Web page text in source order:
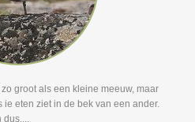
groot als een kleine meeuw, maar
ie eten ziet in de bek van een ander.
dus....